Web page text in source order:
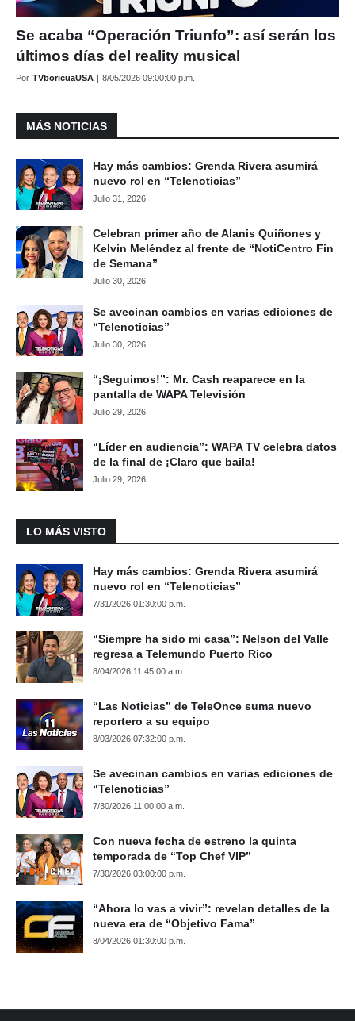
Se acaba “Operación Triunfo”: así serán los
últimos días del reality musical
Por TVboricuaUSA | 8/05/2026 09:00:00 p.m.
MÁS NOTICIAS
Hay más cambios: Grenda Rivera asumirá
nuevo rol en “Telenoticias”
Julio 31, 2026
Celebran primer año de Alanis Quiñones y
Kelvin Meléndez al frente de “NotiCentro Fin
de Semana”
Julio 30, 2026
Se avecinan cambios en varias ediciones de
“Telenoticias”
Julio 30, 2026
“¡Seguimos!”: Mr. Cash reaparece en la
pantalla de WAPA Televisión
Julio 29, 2026
“Líder en audiencia”: WAPA TV celebra datos
de la final de ¡Claro que baila!
Julio 29, 2026
LO MÁS VISTO
Hay más cambios: Grenda Rivera asumirá
nuevo rol en “Telenoticias”
7/31/2026 01:30:00 p.m.
“Siempre ha sido mi casa”: Nelson del Valle
regresa a Telemundo Puerto Rico
8/04/2026 11:45:00 a.m.
“Las Noticias” de TeleOnce suma nuevo
reportero a su equipo
8/03/2026 07:32:00 p.m.
Se avecinan cambios en varias ediciones de
“Telenoticias”
7/30/2026 11:00:00 a.m.
Con nueva fecha de estreno la quinta
temporada de “Top Chef VIP”
7/30/2026 03:00:00 p.m.
“Ahora lo vas a vivir”: revelan detalles de la
nueva era de “Objetivo Fama”
8/04/2026 01:30:00 p.m.